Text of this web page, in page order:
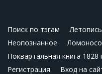
Поиск по тэгам Летопись
Неопознанное
Поквартальная книга 1828
Регистрация
Вход на